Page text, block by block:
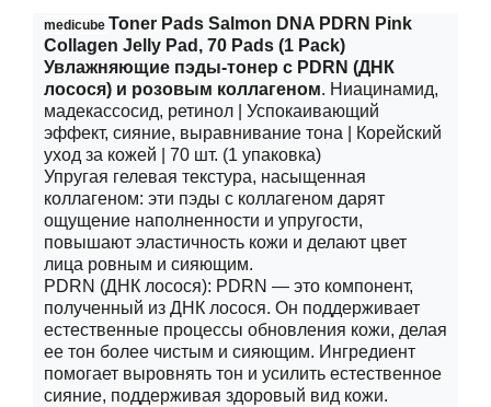
medicube Toner Pads Salmon DNA PDRN Pink
Collagen Jelly Pad, 70 Pads (1 Pack)
Увлажняющие пэды-тонер с PDRN (ДНК
лосося) и розовым коллагеном. Ниацинамид,
мадекассосид, ретинол | Успокаивающий
эффект, сияние, выравнивание тона | Корейский
уход за кожей | 70 шт. (1 упаковка)
Упругая гелевая текстура, насыщенная
коллагеном: эти пэды с коллагеном дарят
ощущение наполненности и упругости,
повышают эластичность кожи и делают цвет
лица ровным и сияющим.
PDRN (ДНК лосося): PDRN — это компонент,
полученный из ДНК лосося. Он поддерживает
естественные процессы обновления кожи, делая
ее тон более чистым и сияющим. Ингредиент
помогает выровнять тон и усилить естественное
сияние, поддерживая здоровый вид кожи.